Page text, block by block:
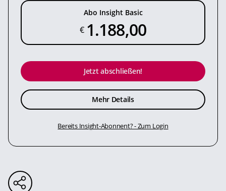
Abo Insight Basic
€ 1.188,00
Jetzt abschließen!
Mehr Details
Bereits Insight-Abonnent? - Zum Login